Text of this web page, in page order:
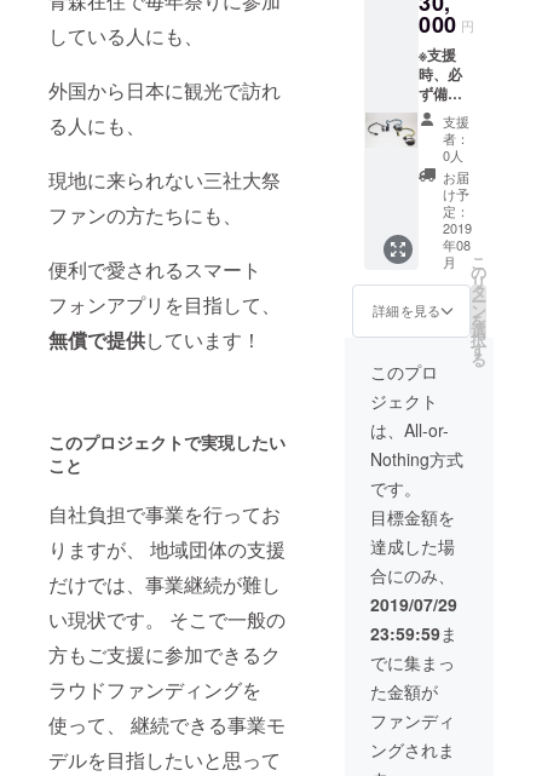
している人にも、
外国から日本に観光で訪れ
る人にも、
現地に来られない三社大祭
ファンの方たちにも、
便利で愛されるスマート
フォンアプリを目指して、
無償で提供しています！
このプロジェクトで実現したい
こと
自社負担で事業を行ってお
りますが、 地域団体の支援
だけでは、事業継続が難し
い現状です。 そこで一般の
方もご支援に参加できるク
ラウドファンディングを
使って、 継続できる事業モ
デルを目指したいと思って
す。あ
らかじ
めご了
承くだ
さい。
また、
掲載不
要の方
は、備
考欄に
てお知
らせく
ださい
ますよ
うお願
いいた
三社大
観覧席
につい
て 8月2
日
中日、
この日
限りの
夜間山
車運行
とな
イト
アップ
された
山車は
華麗の
一言で
す。お
クレ
ジット
という
メ
ニュー
から
入って
いただ
きます
と、ご
協力い
ただき
ました
方のお
名前を
一覧に
いただ
きま
す。あ
らかじ
めご了
承くだ
掲載不
要の際
は、備
考欄に
てお知
らせく
ださい
ますよ
うお願
いいた
しま
す。
※VOCE-
000 円
※支援
時、必
ず備考
欄にご
希望の
お名前
をご記
入くだ
さい。
※お名前
クレ
ジット
につい
て アプ
リ画面
のトッ
プペー
ジより
クレ
ジット
という
メ
入って
いただ
きます
と、ご
協力い
ただき
ました
方のお
名前を
一覧に
て掲載
させて
いただ
支援
者：
0人
お届
け予
定：
2019
年08
月
詳細を見る
こ
の
リ
タ
ー
ン
を
選
択
す
る
このプロ
ジェクト
は、All-or-
Nothing方式
です。
目標金額を
達成した場
合にのみ、
2019/07/29
23:59:59ま
でに集まっ
た金額が
ファンディ
ングされま